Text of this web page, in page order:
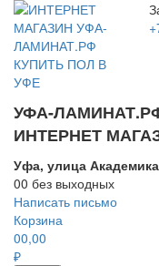
УФА-
ИНТЕРНЕТ
Уфа, улица
00 без выходных
Написать письмо
Корзина
00,00
₽